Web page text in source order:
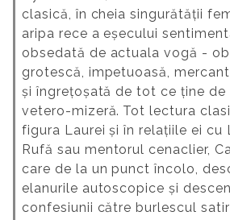
clasică, în cheia singurătății
aripa rece a eșecului
obsedată de actuala vogă -
grotescă, impetuoasă,
și îngrețoșată de tot ce ține de
vetero-mizeră. Tot lectura
figura Laurei și în relațiile ei cu
Rufă sau mentorul cenaclier,
care de la un punct încolo,
elanurile autoscopice și
confesiunii către burlescul